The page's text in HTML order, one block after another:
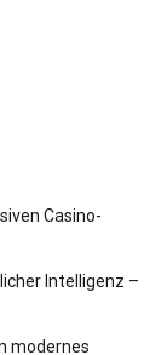
Casino-
Intelligenz –
modernes